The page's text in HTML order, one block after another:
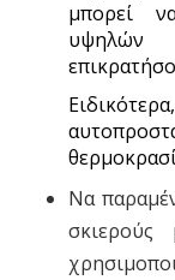
μπορεί
υψηλών
Να